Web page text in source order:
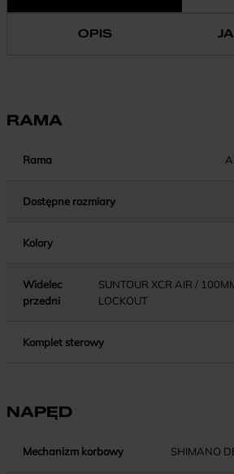
OPIS
RAMA
Rama
Dostępne rozmiary
Kolory
Widelec
przedni
SUNTOUR XCR AIR /
LOCKOUT
Komplet sterowy
NAPĘD
Mechanizm korbowy SHIMANO